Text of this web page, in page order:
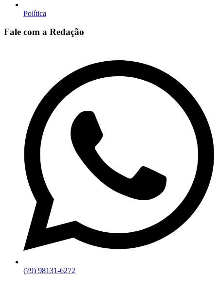
Política
Fale com a Redação
(79) 98131-6272